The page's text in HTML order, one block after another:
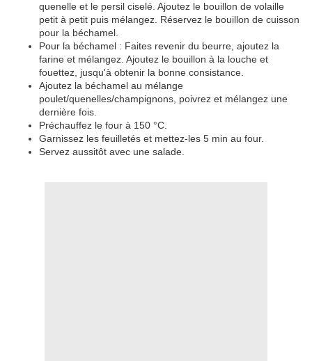
quenelle et le persil ciselé. Ajoutez le bouillon de volaille
petit à petit puis mélangez. Réservez le bouillon de cuisson
pour la béchamel.
Pour la béchamel : Faites revenir du beurre, ajoutez la
farine et mélangez. Ajoutez le bouillon à la louche et
fouettez, jusqu'à obtenir la bonne consistance.
Ajoutez la béchamel au mélange
poulet/quenelles/champignons, poivrez et mélangez une
dernière fois.
Préchauffez le four à 150 °C.
Garnissez les feuilletés et mettez-les 5 min au four.
Servez aussitôt avec une salade.